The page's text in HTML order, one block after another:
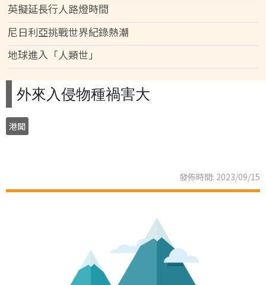
英擬延長行人路燈時間
尼日利亞挑戰世界紀錄熱潮
地球進入「人類世」
外來入侵物種禍害大
港聞
發佈時間: 2023/09/15